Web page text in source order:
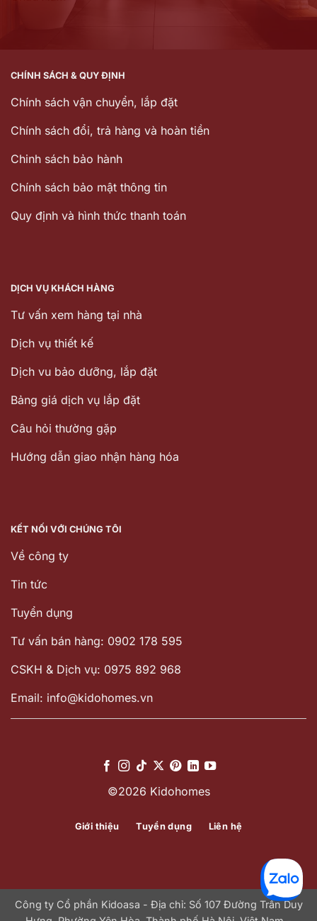
CHÍNH SÁCH & QUY ĐỊNH
Chính sách vận chuyển, lắp đặt
Chính sách đổi, trả hàng và hoàn tiền
Chinh sách bảo hành
Chính sách bảo mật thông tin
Quy định và hình thức thanh toán
DỊCH VỤ KHÁCH HÀNG
Tư vấn xem hàng tại nhà
Dịch vụ thiết kế
Dịch vu bảo dưỡng, lắp đặt
Bảng giá dịch vụ lắp đặt
Câu hỏi thường gặp
Hướng dẫn giao nhận hàng hóa
KẾT NỐI VỚI CHÚNG TÔI
Về công ty
Tin tức
Tuyển dụng
Tư vấn bán hàng: 0902 178 595
CSKH & Dịch vụ: 0975 892 968
Email: info@kidohomes.vn
©2026 Kidohomes
Giới thiệu Tuyển dụng Liên hệ
Công ty Cổ phần Kidoasa - Địa chỉ: Số 107 Đường Trần Duy